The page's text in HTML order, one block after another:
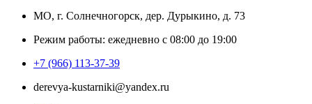
МО, г. Солнечногорск, дер. Дурыкино, д. 73
Режим работы: ежедневно с 08:00 до 19:00
+7 (966) 113-37-39
derevya-kustarniki@yandex.ru